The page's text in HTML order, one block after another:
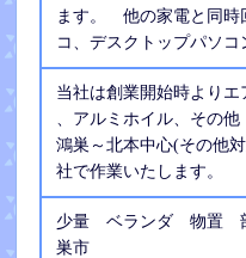
ます。 他の家電と同時
コ、デスクトップパソコ
当社は創業開始時よりエ
、アルミホイル、その
鴻巣～北本中心(その他
社で作業いたします。
少量 ベランダ 物置
巣市